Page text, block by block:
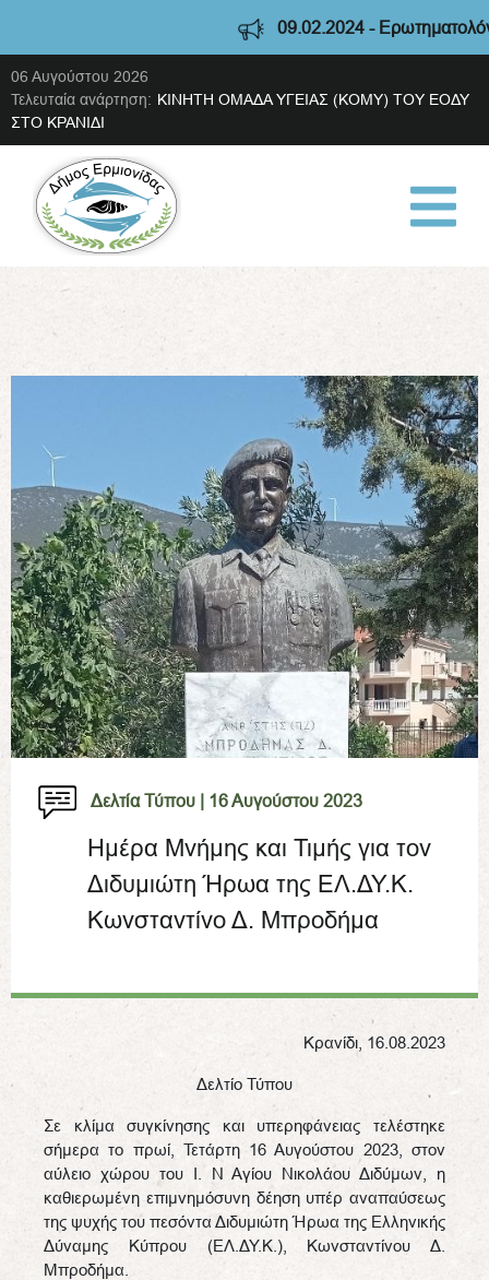
09.02.2024 - Ερωτηματολόγιο
06 Αυγούστου 2026
Τελευταία ανάρτηση: ΚΙΝΗΤΗ ΟΜΑΔΑ ΥΓΕΙΑΣ (ΚΟΜΥ) ΤΟΥ ΕΟΔΥ
ΣΤΟ ΚΡΑΝΙΔΙ
Δελτία Τύπου | 16 Αυγούστου 2023
Ημέρα Μνήμης και Τιμής για τον
Διδυμιώτη Ήρωα της ΕΛ.ΔΥ.Κ.
Κωνσταντίνο Δ. Μπροδήμα
Κρανίδι, 16.08.2023
Δελτίο Τύπου
Σε κλίμα συγκίνησης και υπερηφάνειας τελέστηκε
σήμερα το πρωί, Τετάρτη 16 Αυγούστου 2023, στον
αύλειο χώρου του Ι. Ν Αγίου Νικολάου Διδύμων, η
καθιερωμένη επιμνημόσυνη δέηση υπέρ αναπαύσεως
της ψυχής του πεσόντα Διδυμιώτη Ήρωα της Ελληνικής
Δύναμης Κύπρου (ΕΛ.ΔΥ.Κ.), Κωνσταντίνου Δ.
Μπροδήμα.